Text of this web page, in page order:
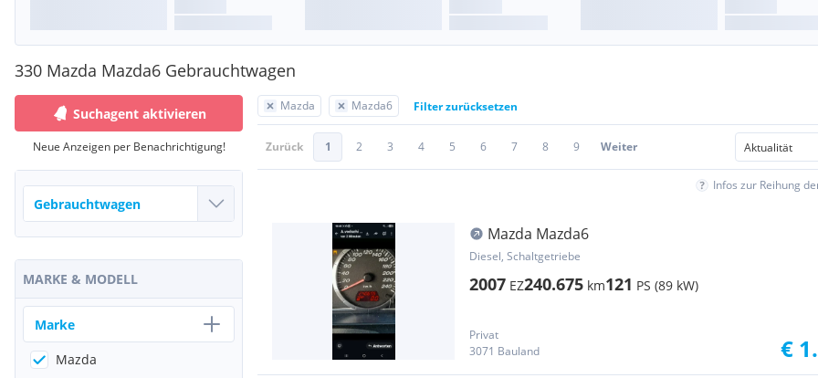
330 Mazda Mazda6 Gebrauchtwagen
Mazda Mazda6 Filter zurücksetzen
Zurück 1 2 3 4 5 6 7 8 9 Weiter
Infos zur Reihung
Mazda Mazda6
Diesel, Schaltgetriebe
2007 EZ240.675 km121 PS (89 kW)
Privat
3071 Bauland
€
Suchagent aktivieren
Neue Anzeigen per Benachrichtigung!
MARKE & MODELL
Marke
Mazda